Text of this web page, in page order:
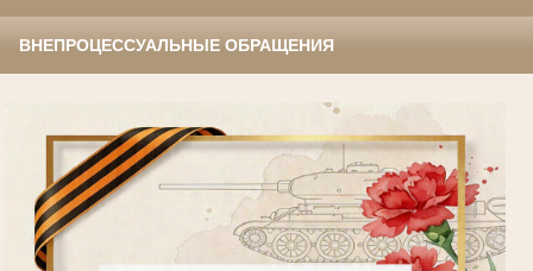
ВНЕПРОЦЕССУАЛЬНЫЕ ОБРАЩЕНИЯ